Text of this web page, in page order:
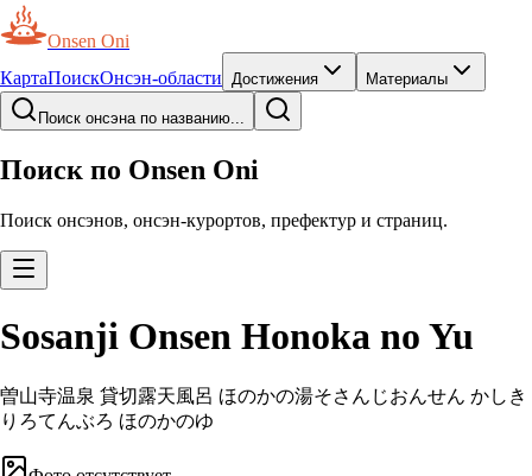
Onsen Oni
КартаПоискОнсэн-области Достижения Материалы
Поиск онсэна по названию...
Поиск по Onsen Oni
Поиск онсэнов, онсэн-курортов, префектур и страниц.
Sosanji Onsen Honoka no Yu
曽山寺温泉 貸切露天風呂 ほのかの湯そさんじおんせん かしき
りろてんぶろ ほのかのゆ